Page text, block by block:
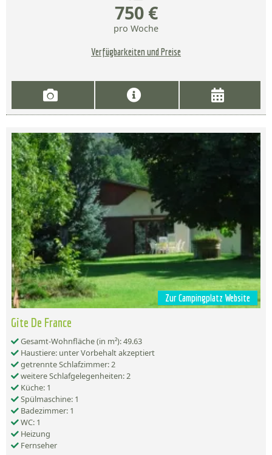
750 €
pro Woche
Verfügbarkeiten und Preise
Zur Campingplatz Website
Gite De France
Gesamt-Wohnfläche (in m²): 49.63
Haustiere: unter Vorbehalt akzeptiert
getrennte Schlafzimmer: 2
weitere Schlafgelegenheiten: 2
Küche: 1
Spülmaschine: 1
Badezimmer: 1
WC: 1
Heizung
Fernseher